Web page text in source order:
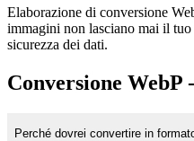
Elaborazione di conversione
immagini non lasciano mai il
sicurezza dei dati.
Conversione WebP
Perché dovrei convertire in